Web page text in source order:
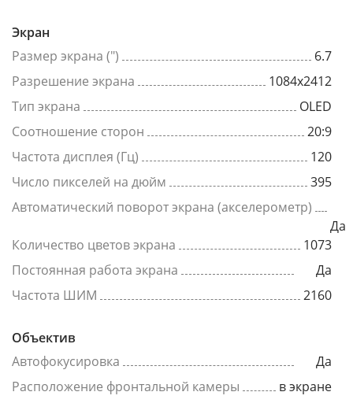
Экран
Размер экрана (")
6.7
Разрешение экрана
1084x2412
Тип экрана
OLED
Соотношение сторон
20:9
Частота дисплея (Гц)
120
Число пикселей на дюйм
395
Автоматический поворот экрана (акселерометр)
Да
Количество цветов экрана
1073
Постоянная работа экрана
Да
Частота ШИМ
2160
Объектив
Автофокусировка
Да
Расположение фронтальной камеры
в экране